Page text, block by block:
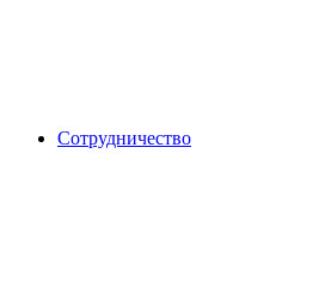
Сотрудничество